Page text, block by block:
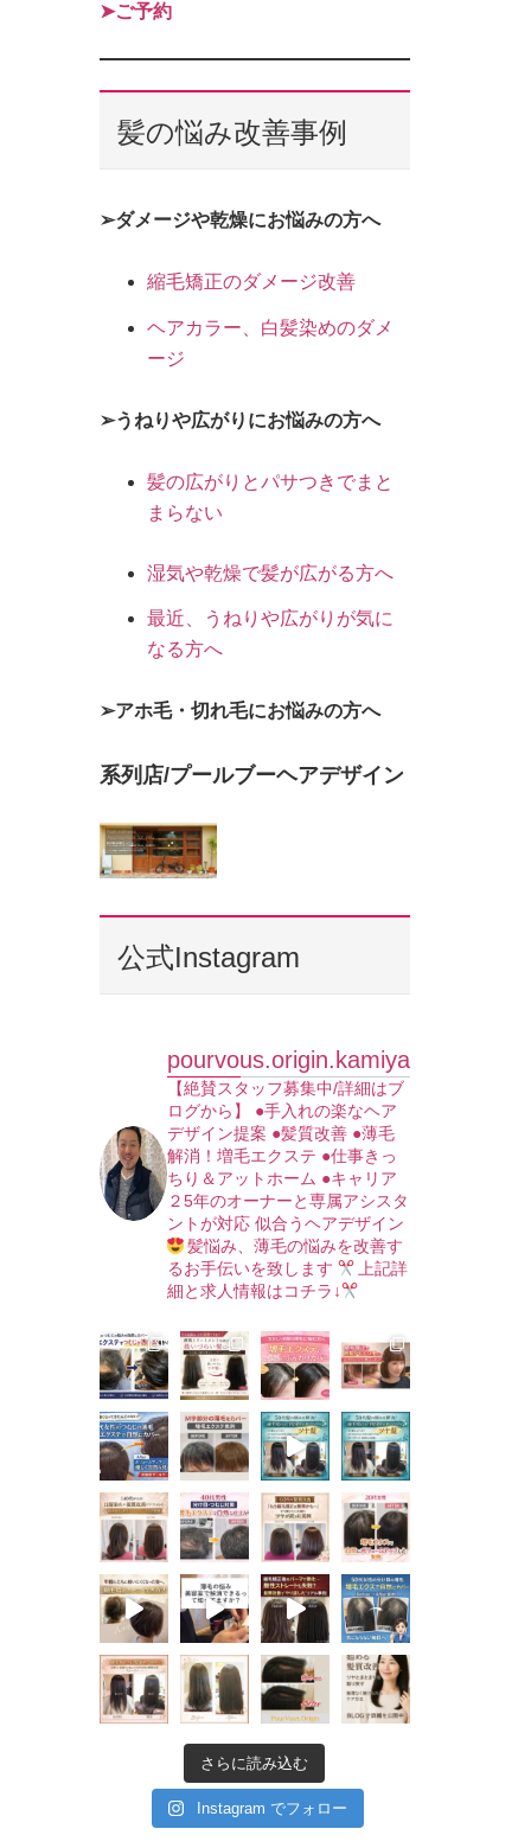
➤ご予約
髪の悩み改善事例
➢ダメージや乾燥にお悩みの方へ
縮毛矯正のダメージ改善
ヘアカラー、白髪染めのダメ
ージ
➢うねりや広がりにお悩みの方へ
髪の広がりとパサつきでまと
まらない
湿気や乾燥で髪が広がる方へ
最近、うねりや広がりが気に
なる方へ
➢アホ毛・切れ毛にお悩みの方へ
系列店/プールブーヘアデザイン
公式Instagram
pourvous.origin.kamiya
【絶賛スタッフ募集中/詳細はブ
ログから】
●手入れの楽なヘア
デザイン提案 ●髪質改善 ●薄毛
解消！増毛エクステ ●仕事きっ
ちり＆アットホーム ●キャリア
２5年のオーナーと専属アシスタ
ントが対応 似合うヘアデザイン
髪悩み、薄毛の悩みを改善す
るお手伝いを致します
上記詳
細と求人情報はコチラ↓
さらに読み込む
Instagram でフォロー